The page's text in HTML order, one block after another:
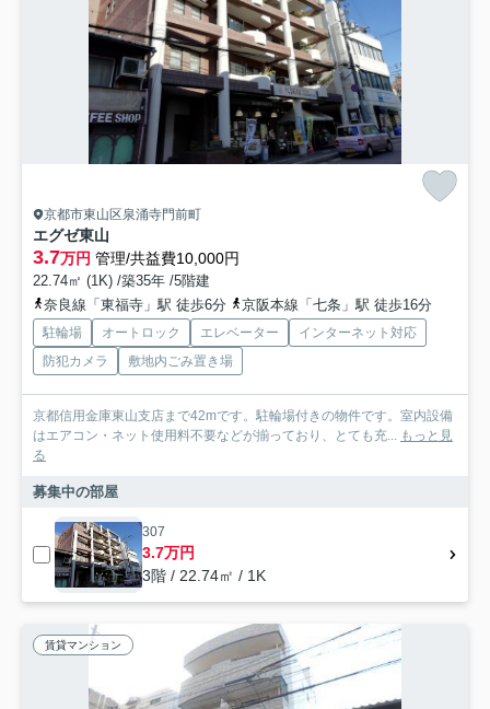
京都市東山区泉涌寺門前町
エグゼ東山
3.7万円 管理/共益費10,000円
22.74㎡ (1K) /築35年 /5階建
奈良線「東福寺」駅 徒歩6分
京阪本線「七条」駅 徒歩16分
駐輪場 オートロック エレベーター
インターネット対応
防犯カメラ
敷地内ごみ置き場
京都信用金庫東山支店まで42mです。駐輪場付きの物件です。室内設備
はエアコン・ネット使用料不要などが揃っており、とても充... もっと見
る
募集中の部屋
307
3.7万円
3階 / 22.74㎡ / 1K
賃貸マンション